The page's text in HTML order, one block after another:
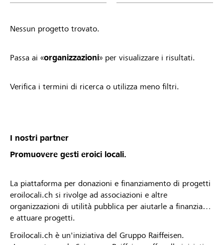
Nessun progetto trovato.
Passa ai «organizzazioni» per visualizzare i risultati.
Verifica i termini di ricerca o utilizza meno filtri.
I nostri partner
Promuovere gesti eroici locali.
La piattaforma per donazioni e finanziamento di progetti
eroilocali.ch si rivolge ad associazioni e altre
organizzazioni di utilità pubblica per aiutarle a finanziare
e attuare progetti.
Eroilocali.ch è un'iniziativa del Gruppo Raiffeisen.